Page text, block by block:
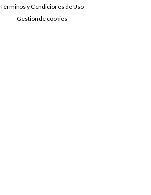
Términos y Condiciones de Uso
Gestión de cookies